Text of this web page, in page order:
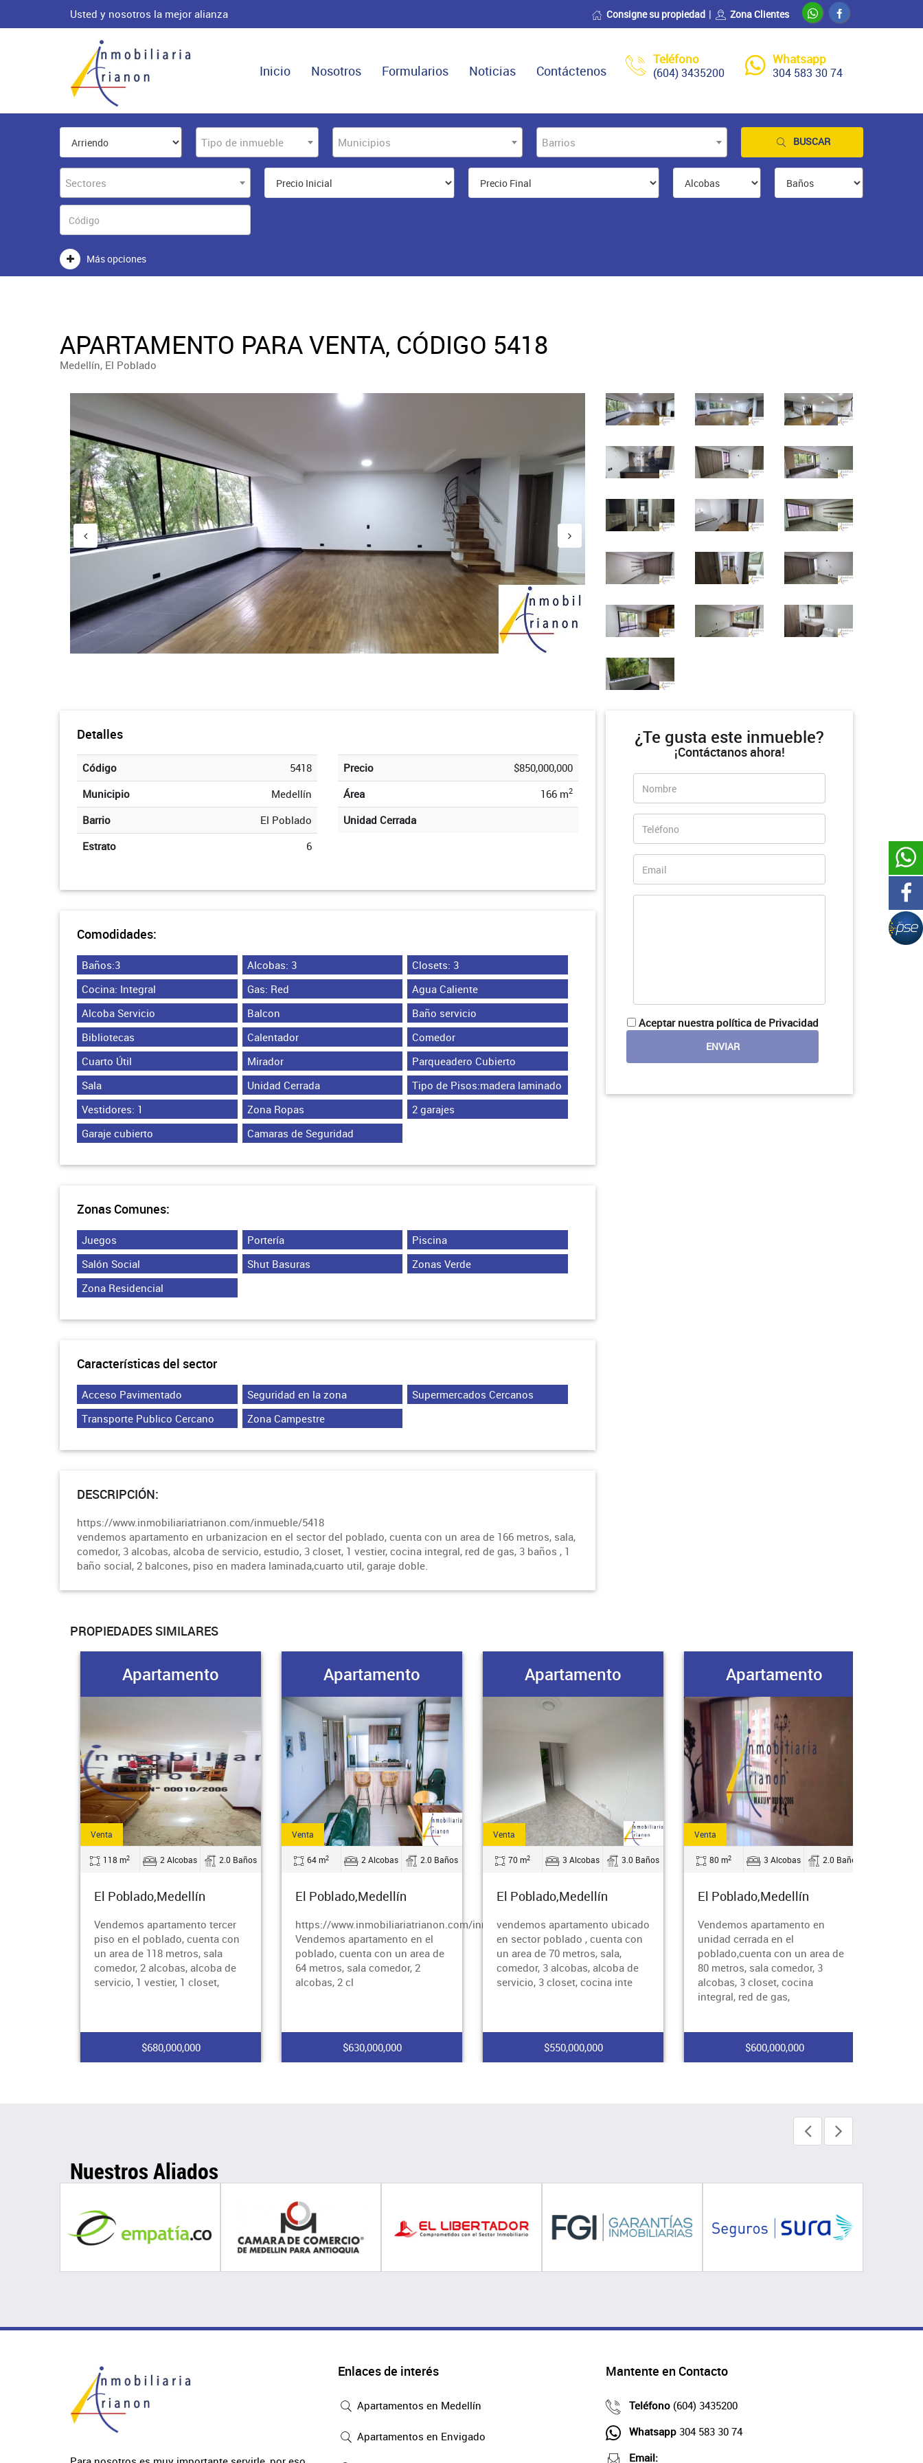
Usted y nosotros la mejor alianza Consigne su propiedad Zona Clientes
Teléfono
(604) 3435200
Whatsapp
304 583 30 74
Inicio Nosotros Formularios Noticias Contáctenos
Tipo de inmueble Municipios Barrios BUSCAR
Sectores
Más opciones
APARTAMENTO PARA VENTA, CÓDIGO 5418
Medellín, El Poblado
Detalles
Código
5418
Municipio
Medellín
Barrio
El Poblado
Estrato
6
Precio
$850,000,000
Área
166 m2
Unidad Cerrada
Comodidades:
Baños:3 Alcobas: 3
Closets: 3
Cocina: Integral
Gas: Red
Agua Caliente
Alcoba Servicio
Balcon
Baño servicio
Bibliotecas
Calentador
Comedor
Cuarto Útil
Mirador
Parqueadero Cubierto
Sala
Unidad Cerrada
Tipo de Pisos:madera laminado
Vestidores: 1
Zona Ropas
2 garajes
Garaje cubierto
Camaras de Seguridad
Zonas Comunes:
Juegos Portería
Piscina
Salón Social
Shut Basuras
Zonas Verde
Zona Residencial
Características del sector
Acceso Pavimentado Seguridad en la zona
Supermercados Cercanos
Transporte Publico Cercano
Zona Campestre
DESCRIPCIÓN:
https://www.inmobiliariatrianon.com/inmueble/5418
vendemos apartamento en urbanizacion en el sector del poblado, cuenta con un area de 166 metros, sala,
comedor, 3 alcobas, alcoba de servicio, estudio, 3 closet, 1 vestier, cocina integral, red de gas, 3 baños , 1
baño social, 2 balcones, piso en madera laminada,cuarto util, garaje doble.
¿Te gusta este inmueble?
¡Contáctanos ahora!
Aceptar nuestra política de Privacidad
PROPIEDADES SIMILARES
Apartamento
Venta
118 m2 2 Alcobas 2.0 Baños
El Poblado,Medellín
Vendemos apartamento tercer
piso en el poblado, cuenta con
un area de 118 metros, sala
comedor, 2 alcobas, alcoba de
servicio, 1 vestier, 1 closet,
$680,000,000
Apartamento
Venta
64 m2 2 Alcobas 2.0 Baños
El Poblado,Medellín
https://www.inmobiliariatrianon.com/inmueble/5537
Vendemos apartamento en el
poblado, cuenta con un area de
64 metros, sala comedor, 2
alcobas, 2 cl
$630,000,000
Apartamento
Venta
70 m2 3 Alcobas 3.0 Baños
El Poblado,Medellín
vendemos apartamento ubicado
en sector poblado , cuenta con
un area de 70 metros, sala,
comedor, 3 alcobas, alcoba de
servicio, 3 closet, cocina inte
$550,000,000
Apartamento
Venta
80 m2 3 Alcobas 2.0 Baños
El Poblado,Medellín
Vendemos apartamento en
unidad cerrada en el
poblado,cuenta con un area de
80 metros, sala comedor, 3
alcobas, 3 closet, cocina
integral, red de gas,
$600,000,000
Nuestros Aliados
Enlaces de interés
Apartamentos en Medellín
Apartamentos en Envigado
Mantente en Contacto
Teléfono (604) 3435200
Whatsapp 304 583 30 74
Email: